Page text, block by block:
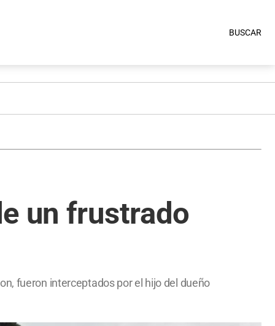
BUSCAR
un frustrado
fueron interceptados por el hijo del dueño